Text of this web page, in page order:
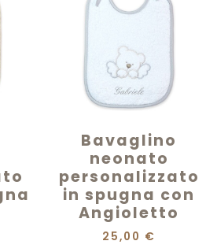
Bavaglino
neonato
personalizzato
in spugna con
Angioletto
25,00 €